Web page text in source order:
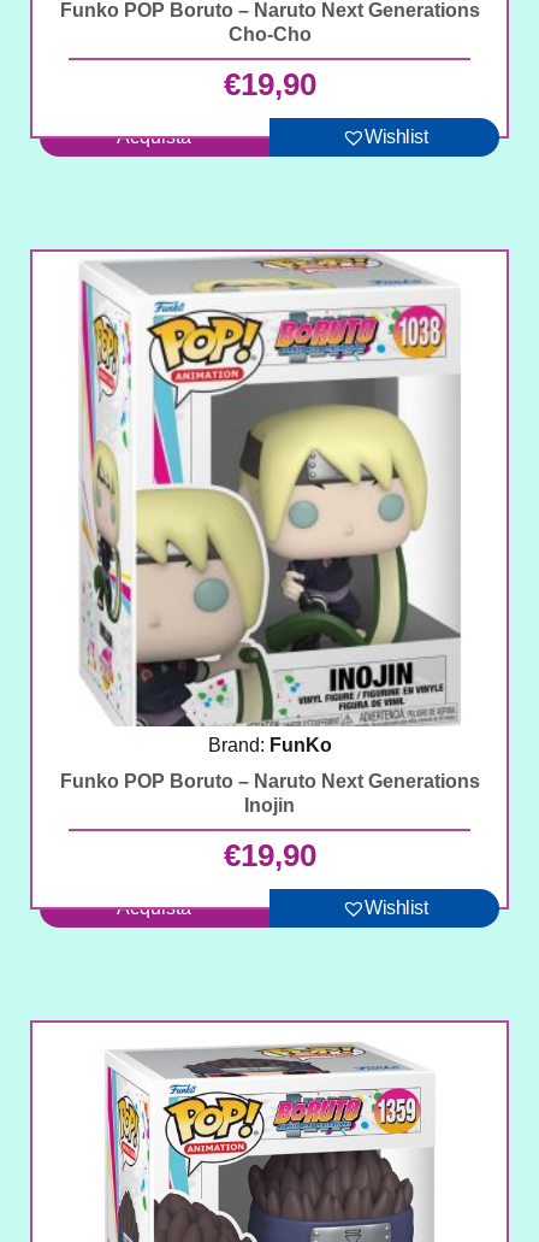
Funko POP Boruto – Naruto Next Generations
Cho-Cho
€19,90
Acquista Wishlist
Brand: FunKo
Funko POP Boruto – Naruto Next Generations
Inojin
€19,90
Acquista Wishlist